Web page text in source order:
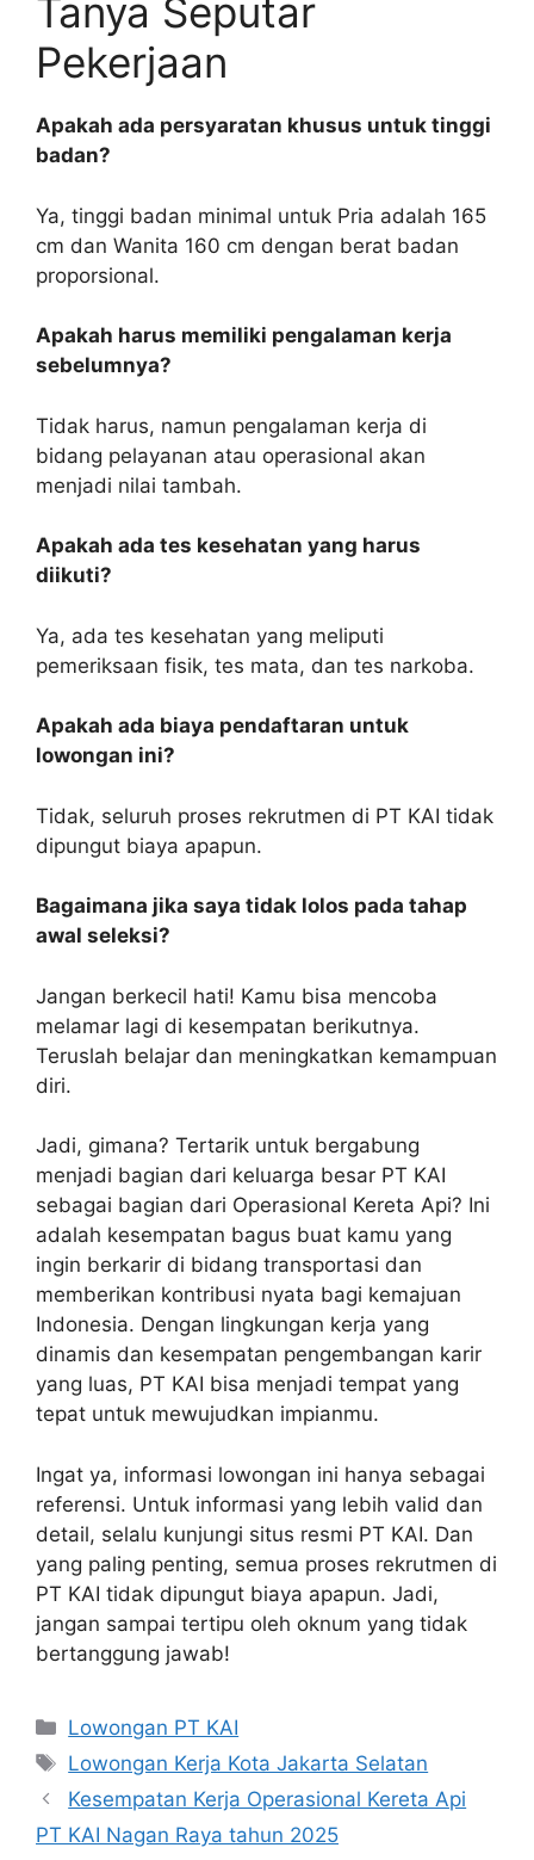
Tanya Seputar
Pekerjaan
Apakah ada persyaratan khusus untuk tinggi
badan?
Ya, tinggi badan minimal untuk Pria adalah 165
cm dan Wanita 160 cm dengan berat badan
proporsional.
Apakah harus memiliki pengalaman kerja
sebelumnya?
Tidak harus, namun pengalaman kerja di
bidang pelayanan atau operasional akan
menjadi nilai tambah.
Apakah ada tes kesehatan yang harus
diikuti?
Ya, ada tes kesehatan yang meliputi
pemeriksaan fisik, tes mata, dan tes narkoba.
Apakah ada biaya pendaftaran untuk
lowongan ini?
Tidak, seluruh proses rekrutmen di PT KAI tidak
dipungut biaya apapun.
Bagaimana jika saya tidak lolos pada tahap
awal seleksi?
Jangan berkecil hati! Kamu bisa mencoba
melamar lagi di kesempatan berikutnya.
Teruslah belajar dan meningkatkan kemampuan
diri.
Jadi, gimana? Tertarik untuk bergabung
menjadi bagian dari keluarga besar PT KAI
sebagai bagian dari Operasional Kereta Api? Ini
adalah kesempatan bagus buat kamu yang
ingin berkarir di bidang transportasi dan
memberikan kontribusi nyata bagi kemajuan
Indonesia. Dengan lingkungan kerja yang
dinamis dan kesempatan pengembangan karir
yang luas, PT KAI bisa menjadi tempat yang
tepat untuk mewujudkan impianmu.
Ingat ya, informasi lowongan ini hanya sebagai
referensi. Untuk informasi yang lebih valid dan
detail, selalu kunjungi situs resmi PT KAI. Dan
yang paling penting, semua proses rekrutmen di
PT KAI tidak dipungut biaya apapun. Jadi,
jangan sampai tertipu oleh oknum yang tidak
bertanggung jawab!
Categories
Lowongan PT KAI
Tags
Lowongan Kerja Kota Jakarta Selatan
Kesempatan Kerja Operasional Kereta Api
PT KAI Nagan Raya tahun 2025